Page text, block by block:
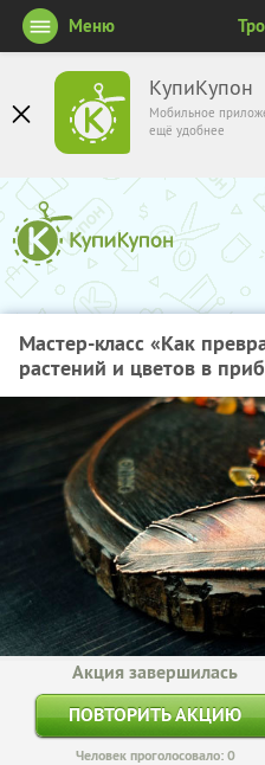
КупиКупон
Мобильное
ещё удобнее
Меню
Мастер-класс «Как
растений и цветов в
Акция завершилась
ПОВТОРИТЬ АКЦИЮ
Человек проголосовало: 0